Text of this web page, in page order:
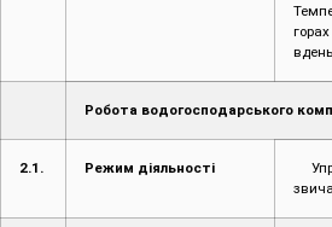
Робота водогосподарського
2.1. Режим діяльності